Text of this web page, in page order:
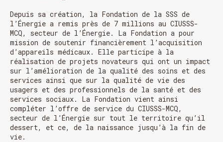
Chargement
Depuis sa création, la Fondation de la SSS de
l’Énergie a remis près de 7 millions au CIUSSS-
MCQ, secteur de l’Énergie. La Fondation a pour
mission de soutenir financièrement l’acquisition
d’appareils médicaux. Elle participe à la
réalisation de projets novateurs qui ont un impact
sur l’amélioration de la qualité des soins et des
services ainsi que sur la qualité de vie des
usagers et des professionnels de la santé et des
services sociaux. La Fondation vient ainsi
compléter l’offre de service du CIUSSS-MCQ,
secteur de l’Énergie sur tout le territoire qu’il
dessert, et ce, de la naissance jusqu’à la fin de
vie.